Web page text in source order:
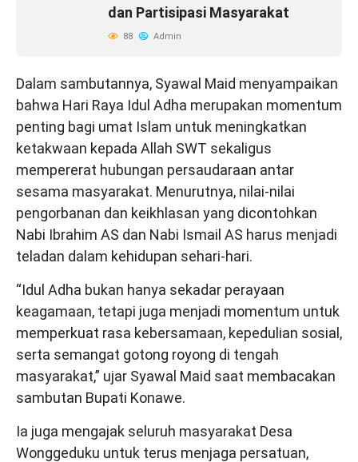
dan Partisipasi Masyarakat
88 Admin
Dalam sambutannya, Syawal Maid menyampaikan
bahwa Hari Raya Idul Adha merupakan momentum
penting bagi umat Islam untuk meningkatkan
ketakwaan kepada Allah SWT sekaligus
mempererat hubungan persaudaraan antar
sesama masyarakat. Menurutnya, nilai-nilai
pengorbanan dan keikhlasan yang dicontohkan
Nabi Ibrahim AS dan Nabi Ismail AS harus menjadi
teladan dalam kehidupan sehari-hari.
“Idul Adha bukan hanya sekadar perayaan
keagamaan, tetapi juga menjadi momentum untuk
memperkuat rasa kebersamaan, kepedulian sosial,
serta semangat gotong royong di tengah
masyarakat,” ujar Syawal Maid saat membacakan
sambutan Bupati Konawe.
Ia juga mengajak seluruh masyarakat Desa
Wonggeduku untuk terus menjaga persatuan,